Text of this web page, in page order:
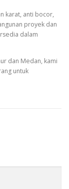
karat, anti bocor,
proyek dan
dalam
dan Medan, kami
untuk